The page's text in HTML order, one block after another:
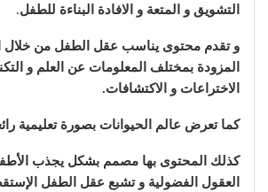
التشويق و المتعة و الافادة البناءة للطفل.
و تقدم محتوى يناسب عقل الطفل من خلال
المزودة بمختلف المعلومات عن العلم و
الاختراعات و الاكتشافات.
كما تعرض عالم الحيوانات بصورة تعليمية
كذلك المحتوى بها مصمم بشكل يجذب
العقول الفضولية و تشبع عقل الطفل